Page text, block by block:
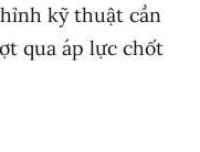
kỹ thuật cần
qua áp lực chốt